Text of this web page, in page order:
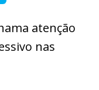
atenção
nas